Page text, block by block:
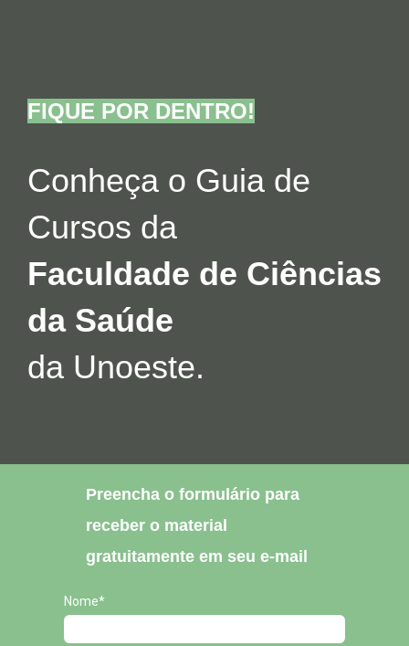
FIQUE POR DENTRO!
Conheça o Guia de
Cursos da
Faculdade de Ciências
da Saúde
da Unoeste.
Preencha o formulário para
receber o material
gratuitamente em seu e-mail
Nome*